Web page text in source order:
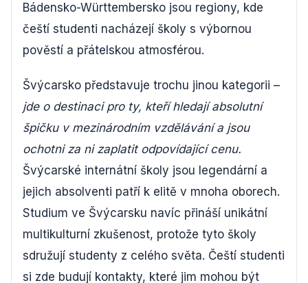
Bádensko-Württembersko jsou regiony, kde
čeští studenti nacházejí školy s výbornou
pověstí a přátelskou atmosférou.
Švýcarsko představuje trochu jinou kategorii –
jde o destinaci pro ty, kteří hledají absolutní
špičku v mezinárodním vzdělávání a jsou
ochotni za ni zaplatit odpovídající cenu.
Švýcarské internátní školy jsou legendární a
jejich absolventi patří k elitě v mnoha oborech.
Studium ve Švýcarsku navíc přináší unikátní
multikulturní zkušenost, protože tyto školy
sdružují studenty z celého světa. Čeští studenti
si zde budují kontakty, které jim mohou být